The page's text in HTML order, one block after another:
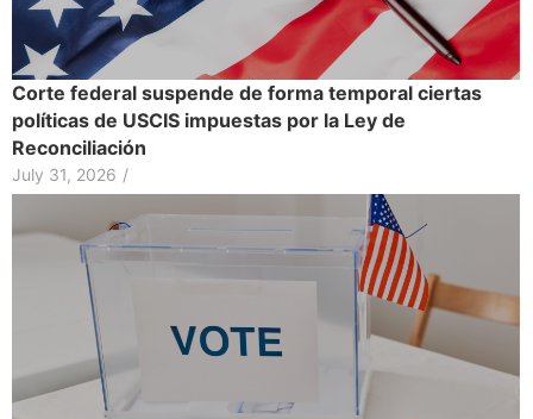
Corte federal suspende de forma temporal ciertas
políticas de USCIS impuestas por la Ley de
Reconciliación
July 31, 2026 /